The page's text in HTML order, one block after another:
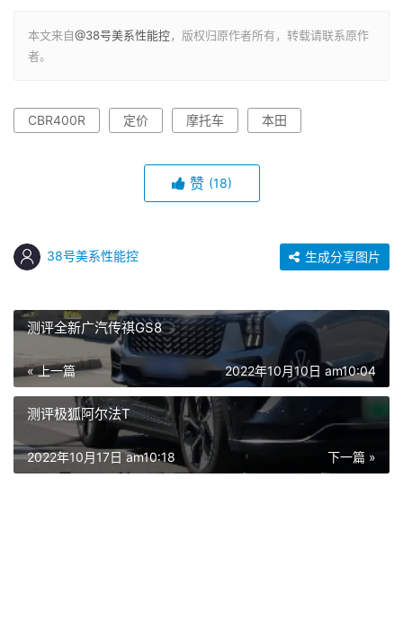
本文来自@38号美系性能控，版权归原作者所有，转载请联系原作
者。
CBR400R 定价 摩托车 本田
赞 (18)
38号美系性能控 生成分享图片
测评全新广汽传祺GS8
« 上一篇 2022年10月10日 am10:04
测评极狐阿尔法T
下一篇 »
2022年10月17日 am10:18